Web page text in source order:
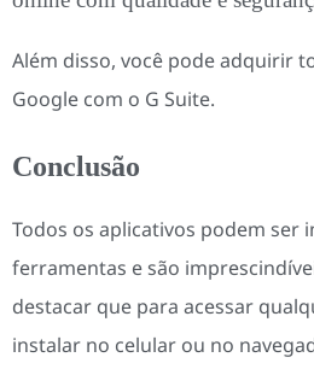
Além disso, você pode adquirir
Google com o G Suite.
Conclusão
Todos os aplicativos podem ser
ferramentas e são
destacar que para acessar
instalar no celular ou no